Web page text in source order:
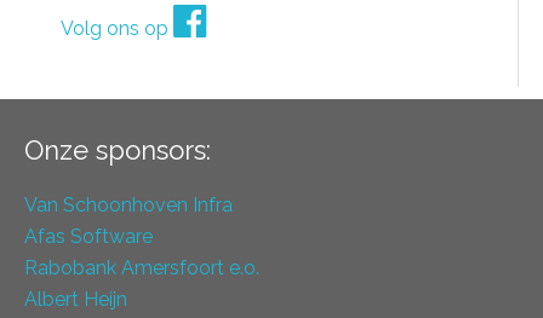
Volg ons op
Onze sponsors:
Van Schoonhoven Infra
Afas Software
Rabobank Amersfoort e.o.
Albert Heijn